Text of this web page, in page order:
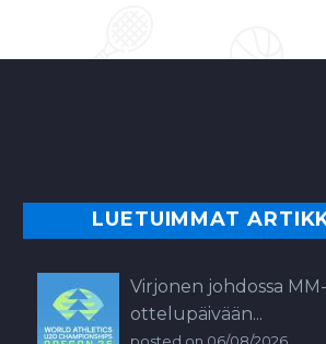
LUETUIMMAT
Virjonen johdossa
ottelupäivään...